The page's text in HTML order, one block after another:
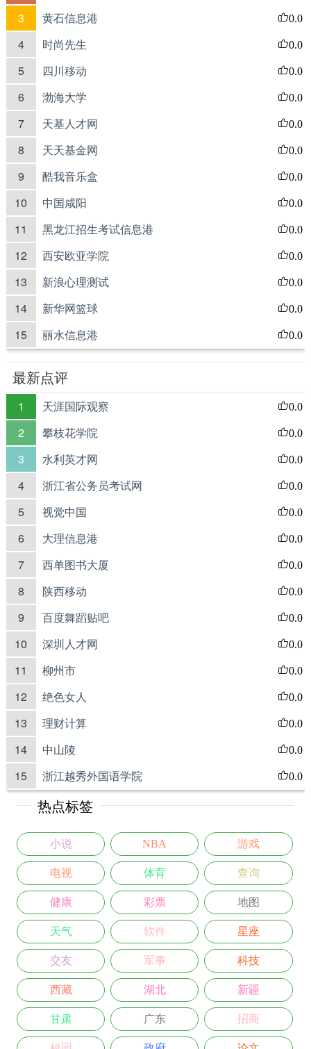
3 黄石信息港 0.0
4 时尚先生 0.0
5 四川移动 0.0
6 渤海大学 0.0
7 天基人才网 0.0
8 天天基金网 0.0
9 酷我音乐盒 0.0
10 中国咸阳 0.0
11 黑龙江招生考试信息港 0.0
12 西安欧亚学院 0.0
13 新浪心理测试 0.0
14 新华网篮球 0.0
15 丽水信息港 0.0
最新点评
1 天涯国际观察 0.0
2 攀枝花学院 0.0
3 水利英才网 0.0
4 浙江省公务员考试网 0.0
5 视觉中国 0.0
6 大理信息港 0.0
7 西单图书大厦 0.0
8 陕西移动 0.0
9 百度舞蹈贴吧 0.0
10 深圳人才网 0.0
11 柳州市 0.0
12 绝色女人 0.0
13 理财计算 0.0
14 中山陵 0.0
15 浙江越秀外国语学院 0.0
热点标签
小说 NBA 游戏
电视 体育 查询
健康 彩票 地图
天气 软件 星座
交友 军事 科技
西藏 湖北 新疆
甘肃 广东 招商